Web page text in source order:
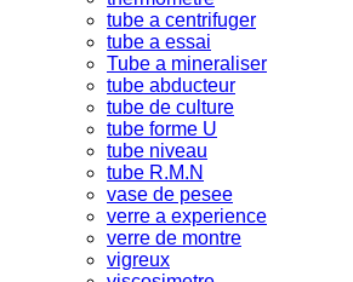
tube a centrifuger
tube a essai
Tube a mineraliser
tube abducteur
tube de culture
tube forme U
tube niveau
tube R.M.N
vase de pesee
verre a experience
verre de montre
vigreux